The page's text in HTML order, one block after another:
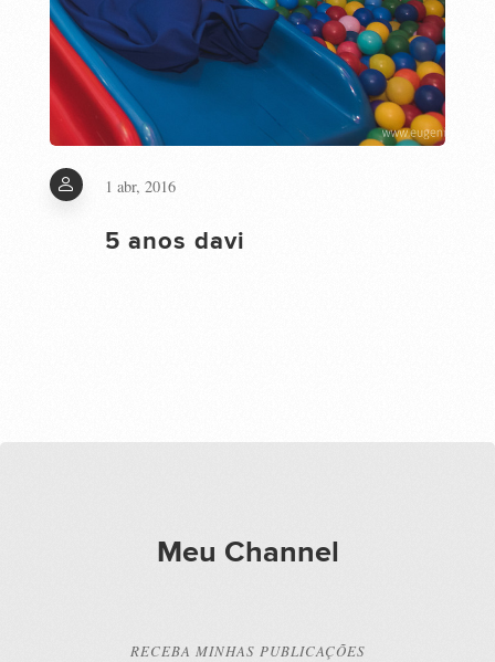
1 abr, 2016
5 anos davi
Meu Channel
RECEBA MINHAS PUBLICAÇÕES